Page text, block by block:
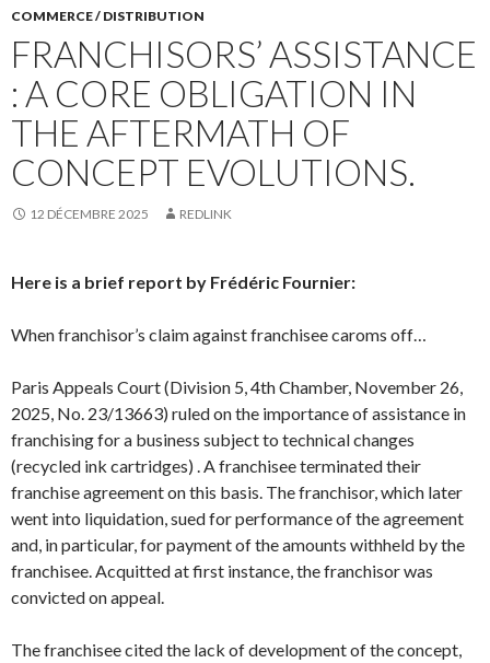
COMMERCE / DISTRIBUTION
FRANCHISORS’ ASSISTANCE
: A CORE OBLIGATION IN
THE AFTERMATH OF
CONCEPT EVOLUTIONS.
12 DÉCEMBRE 2025 REDLINK
Here is a brief report by Frédéric Fournier:
When franchisor’s claim against franchisee caroms off…
Paris Appeals Court (Division 5, 4th Chamber, November 26,
2025, No. 23/13663) ruled on the importance of assistance in
franchising for a business subject to technical changes
(recycled ink cartridges) . A franchisee terminated their
franchise agreement on this basis. The franchisor, which later
went into liquidation, sued for performance of the agreement
and, in particular, for payment of the amounts withheld by the
franchisee. Acquitted at first instance, the franchisor was
convicted on appeal.
The franchisee cited the lack of development of the concept,